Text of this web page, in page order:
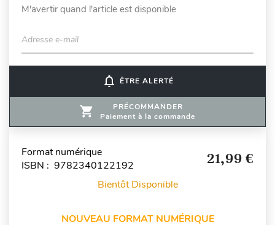
M'avertir quand l'article est disponible
Adresse e-mail
notifications_none ÊTRE ALERTÉ
PRÉCOMMANDER
Paiement à la commande
Format numérique
ISBN : 9782340122192
21,99 €
Bientôt Disponible
NOUVEAU FORMAT NUMÉRIQUE